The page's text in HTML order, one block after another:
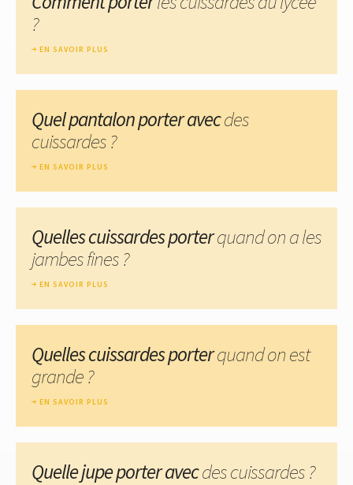
?
EN SAVOIR PLUS
Quel pantalon porter avecdes
cuissardes ?
EN SAVOIR PLUS
Quelles cuissardes porterquand on a les
jambes fines ?
EN SAVOIR PLUS
Quelles cuissardes porterquand on est
grande ?
EN SAVOIR PLUS
Quelle jupe porter avecdes cuissardes ?